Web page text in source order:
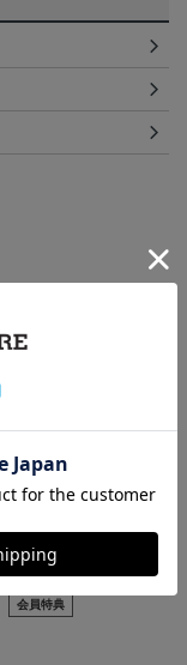
【130cm】キッズユニフ
ォーム
5,610円
会員特典